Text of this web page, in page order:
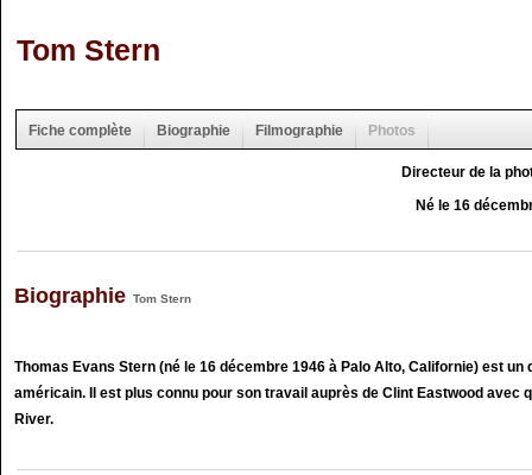
Tom Stern
Fiche complète Biographie Filmographie Photos
Directeur de la
Né le 16
Biographie Tom Stern
Thomas Evans Stern (né le 16 décembre 1946 à Palo Alto, Californie) est
américain. Il est plus connu pour son travail auprès de Clint Eastwood avec
River.